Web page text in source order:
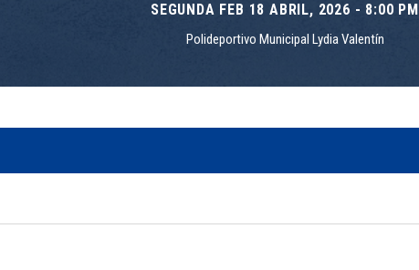
SEGUNDA FEB 18 ABRIL, 2026 - 8:00 PM
Polideportivo Municipal Lydia Valentín